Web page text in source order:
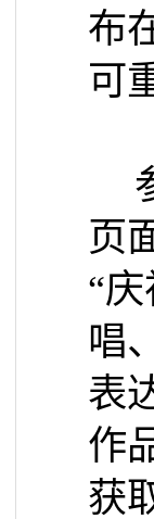
布
可
页
“
唱
表
作
获